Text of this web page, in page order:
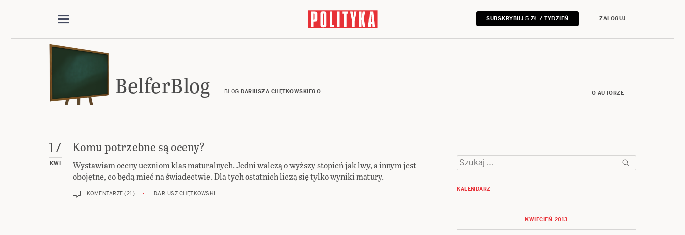
SUBSKRYBUJ 5 ZŁ / TYDZIEŃ ZALOGUJ
BelferBlog BLOG DARIUSZA CHĘTKOWSKIEGO O AUTORZE
17
KWI
Komu potrzebne są oceny?
Wystawiam oceny uczniom klas maturalnych. Jedni walczą o wyższy stopień jak lwy, a innym jest
obojętne, co będą mieć na świadectwie. Dla tych ostatnich liczą się tylko wyniki matury.
KOMENTARZE (21) DARIUSZ CHĘTKOWSKI
Szukaj:
KALENDARZ
KWIECIEŃ 2013